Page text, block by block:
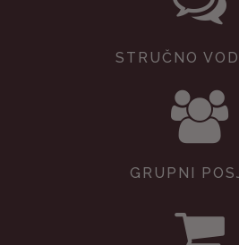
STRUČNO
GRUPNI